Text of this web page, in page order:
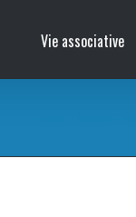
Vie associative